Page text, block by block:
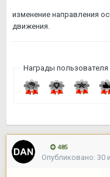
изменение направления
движения.
Награды пользователя
485
Опубликовано: 30